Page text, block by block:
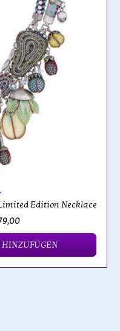
Edition Necklace
HINZUFÜGEN